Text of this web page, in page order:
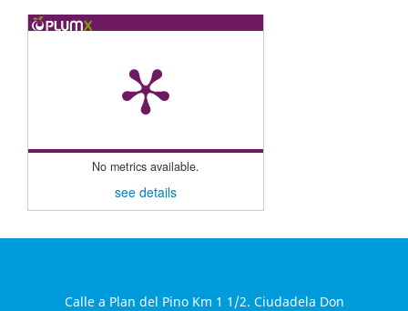
No metrics available.
see details
Calle a Plan del Pino Km 1 1/2. Ciudadela Don